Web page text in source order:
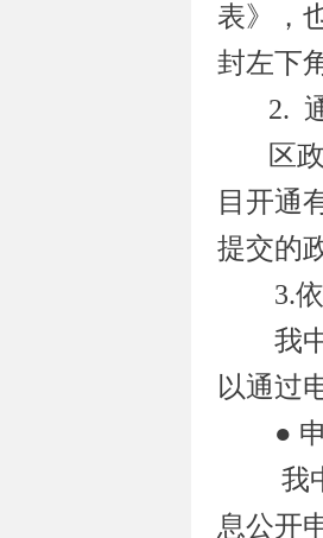
表》，
封左下
2.
区
目开通
提交的
3.
我
以通过
●
我
息公开